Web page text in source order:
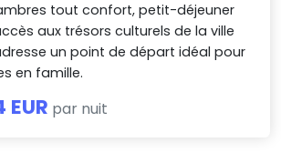
tout confort, petit-déjeuner
aux trésors culturels de la ville
un point de départ idéal pour
en famille.
EUR par nuit